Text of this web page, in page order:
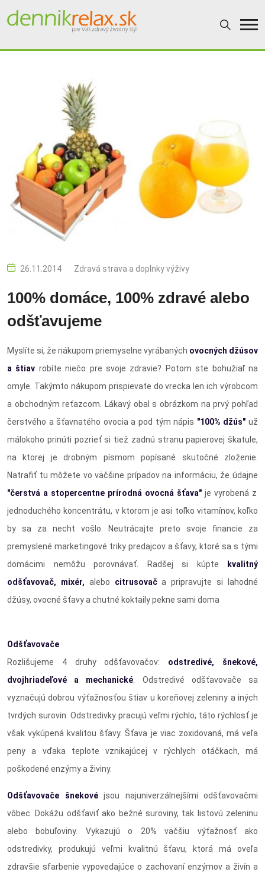
26.11.2014 Zdravá strava a doplnky výživy
100% domáce, 100% zdravé alebo
odšťavujeme
Myslíte si, že nákupom priemyselne vyrábaných ovocných džúsov
a štiav robíte niečo pre svoje zdravie? Potom ste bohužiaľ na
omyle. Takýmto nákupom prispievate do vrecka len ich výrobcom
a obchodným reťazcom. Lákavý obal s obrázkom na prvý pohľad
čerstvého a šťavnatého ovocia a pod tým nápis "100% džús" už
málokoho prinúti pozrieť si tiež zadnú stranu papierovej škatule,
na ktorej je drobným písmom popísané skutočné zloženie.
Natrafiť tu môžete vo väčšine prípadov na informáciu, že údajne
"čerstvá a stopercentne prírodná ovocná šťava" je vyrobená z
jednoduchého koncentrátu, v ktorom je asi toľko vitamínov, koľko
by sa za necht vošlo. Neutrácajte preto svoje financie za
premyslené marketingové triky predajcov a šťavy, ktoré sa s tými
domácimi nemôžu porovnávať. Radšej si kúpte kvalitný
odšťavovač, mixér, alebo citrusovača pripravujte si lahodné
džúsy, ovocné šťavy a chutné koktaily pekne sami doma
Odšťavovače
Rozlišujeme 4 druhy odšťavovačov: odstredivé, šnekové,
dvojhriadeľové a mechanické . Odstredivé odšťavovače sa
vyznačujú dobrou výťažnosťou štiav u koreňovej zeleniny a iných
tvrdých surovin. Odstredivky pracujú veľmi rýchlo, táto rýchlosť je
však vykúpená kvalitou šťavy. Šťava je viac zoxidovaná, má veľa
peny a vďaka teplote vznikajúcej v rýchlych otáčkach, má
poškodené enzýmy a živiny.
Odšťavovače šnekové jsou najuniverzálnejšími odšťavovačmi
vôbec. Dokážu odšťaviť ako bežné suroviny, tak listovú zeleninu
alebo bobuľoviny. Vykazujú o 20% väčšiu výťažnosť ako
odstredivky, produkujú veľmi kvalitnú šťavu, ktorá má oveľa
zdravšie sfarbenie vypovedajúce o zachovaní enzýmov a živín a